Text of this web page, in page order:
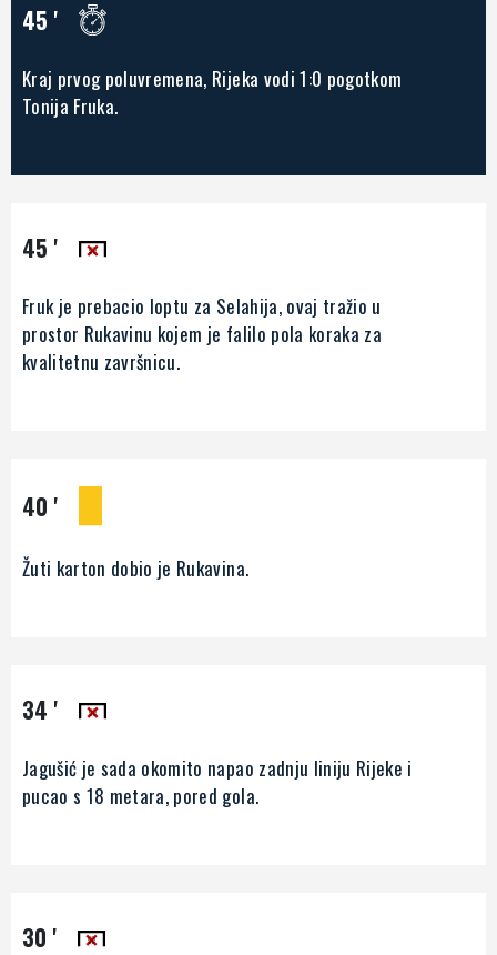
45 '
Kraj prvog poluvremena, Rijeka vodi 1:0 pogotkom
Tonija Fruka.
45 '
Fruk je prebacio loptu za Selahija, ovaj tražio u
prostor Rukavinu kojem je falilo pola koraka za
kvalitetnu završnicu.
40 '
Žuti karton dobio je Rukavina.
34 '
Jagušić je sada okomito napao zadnju liniju Rijeke i
pucao s 18 metara, pored gola.
30 '